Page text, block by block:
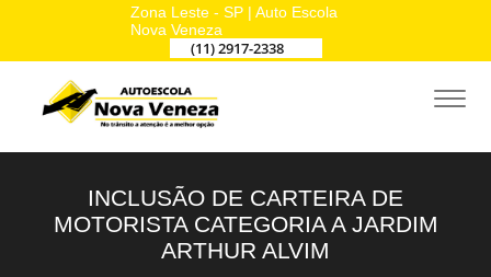
Zona Leste - SP | Auto Escola
Nova Veneza
(11) 2917-2338
INCLUSÃO DE CARTEIRA DE
MOTORISTA CATEGORIA A JARDIM
ARTHUR ALVIM